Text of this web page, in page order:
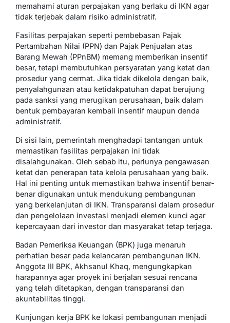
memahami aturan perpajakan yang berlaku di IKN agar
tidak terjebak dalam risiko administratif.
Fasilitas perpajakan seperti pembebasan Pajak
Pertambahan Nilai (PPN) dan Pajak Penjualan atas
Barang Mewah (PPnBM) memang memberikan insentif
besar, tetapi membutuhkan persyaratan yang ketat dan
prosedur yang cermat. Jika tidak dikelola dengan baik,
penyalahgunaan atau ketidakpatuhan dapat berujung
pada sanksi yang merugikan perusahaan, baik dalam
bentuk pembayaran kembali insentif maupun denda
administratif.
Di sisi lain, pemerintah menghadapi tantangan untuk
memastikan fasilitas perpajakan ini tidak
disalahgunakan. Oleh sebab itu, perlunya pengawasan
ketat dan penerapan tata kelola perusahaan yang baik.
Hal ini penting untuk memastikan bahwa insentif benar-
benar digunakan untuk mendukung pembangunan
yang berkelanjutan di IKN. Transparansi dalam prosedur
dan pengelolaan investasi menjadi elemen kunci agar
kepercayaan dari investor dan masyarakat tetap terjaga.
Badan Pemeriksa Keuangan (BPK) juga menaruh
perhatian besar pada kelancaran pembangunan IKN.
Anggota III BPK, Akhsanul Khaq, mengungkapkan
harapannya agar proyek ini berjalan sesuai rencana
yang telah ditetapkan, dengan transparansi dan
akuntabilitas tinggi.
Kunjungan kerja BPK ke lokasi pembangunan menjadi